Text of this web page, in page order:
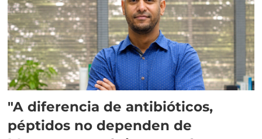
"A diferencia de antibióticos,
péptidos no dependen de